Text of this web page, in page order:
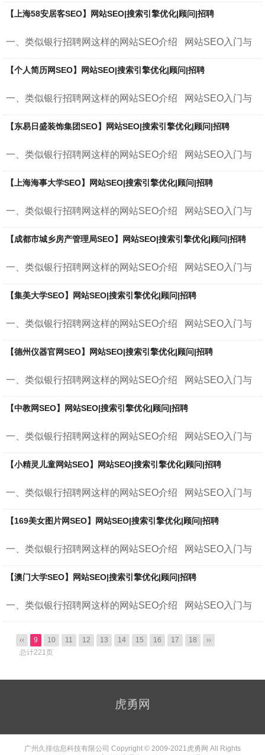
【上海58安居客SEO】网站SEO|搜索引擎优化|顾问|招聘
一、类似银行招聘网这样的网站SEO介绍 网站SEO入门与
【个人简历网SEO】网站SEO|搜索引擎优化|顾问|招聘
一、类似银行招聘网这样的网站SEO介绍 网站SEO入门与
【东易日盛装饰集团SEO】网站SEO|搜索引擎优化|顾问|招聘
一、类似银行招聘网这样的网站SEO介绍 网站SEO入门与
【上海海事大学SEO】网站SEO|搜索引擎优化|顾问|招聘
一、类似银行招聘网这样的网站SEO介绍 网站SEO入门与
【成都市城乡房产管理局SEO】网站SEO|搜索引擎优化|顾问|招聘
一、类似银行招聘网这样的网站SEO介绍 网站SEO入门与
【集美大学SEO】网站SEO|搜索引擎优化|顾问|招聘
一、类似银行招聘网这样的网站SEO介绍 网站SEO入门与
【德州仪器官网SEO】网站SEO|搜索引擎优化|顾问|招聘
一、类似银行招聘网这样的网站SEO介绍 网站SEO入门与
【中教网SEO】网站SEO|搜索引擎优化|顾问|招聘
一、类似银行招聘网这样的网站SEO介绍 网站SEO入门与
【小精灵儿童网站SEO】网站SEO|搜索引擎优化|顾问|招聘
一、类似银行招聘网这样的网站SEO介绍 网站SEO入门与
【169美女图片网SEO】网站SEO|搜索引擎优化|顾问|招聘
一、类似银行招聘网这样的网站SEO介绍 网站SEO入门与
【澳门大学SEO】网站SEO|搜索引擎优化|顾问|招聘
一、类似银行招聘网这样的网站SEO介绍 网站SEO入门与
‹‹ 9 10 11 12 13 14 15 16 17 18
››
总计221页
虎勇网
广州久排信息科技有限公司 Copyright © 2009-2021虎勇网 All Rights